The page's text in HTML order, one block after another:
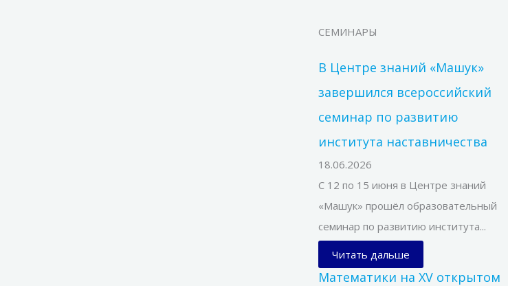
СЕМИНАРЫ
В Центре знаний «Машук»
завершился всероссийский
семинар по развитию
института наставничества
18.06.2026
С 12 по 15 июня в Центре знаний
«Машук» прошёл образовательный
семинар по развитию института...
Читать дальше
Математики на XV открытом